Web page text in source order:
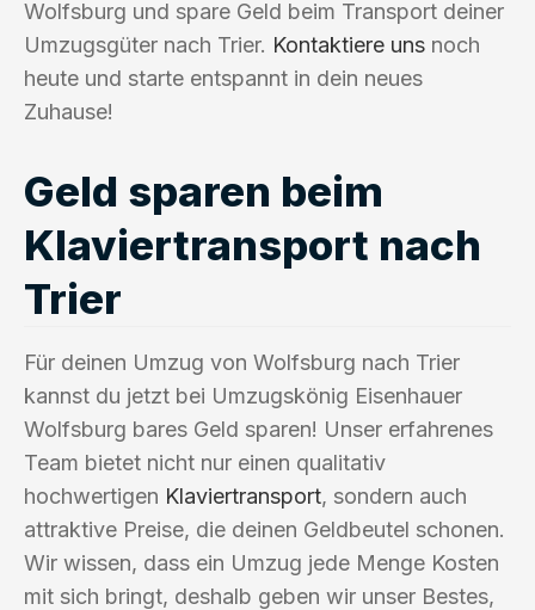
Wolfsburg und spare Geld beim Transport deiner
Umzugsgüter nach Trier. Kontaktiere uns noch
heute und starte entspannt in dein neues
Zuhause!
Geld sparen beim
Klaviertransport nach
Trier
Für deinen Umzug von Wolfsburg nach Trier
kannst du jetzt bei Umzugskönig Eisenhauer
Wolfsburg bares Geld sparen! Unser erfahrenes
Team bietet nicht nur einen qualitativ
hochwertigen Klaviertransport, sondern auch
attraktive Preise, die deinen Geldbeutel schonen.
Wir wissen, dass ein Umzug jede Menge Kosten
mit sich bringt, deshalb geben wir unser Bestes,